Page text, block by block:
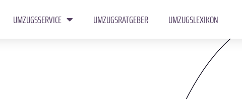
UMZUGSSERVICE UMZUGSRATGEBER UMZUGSLEXIKON